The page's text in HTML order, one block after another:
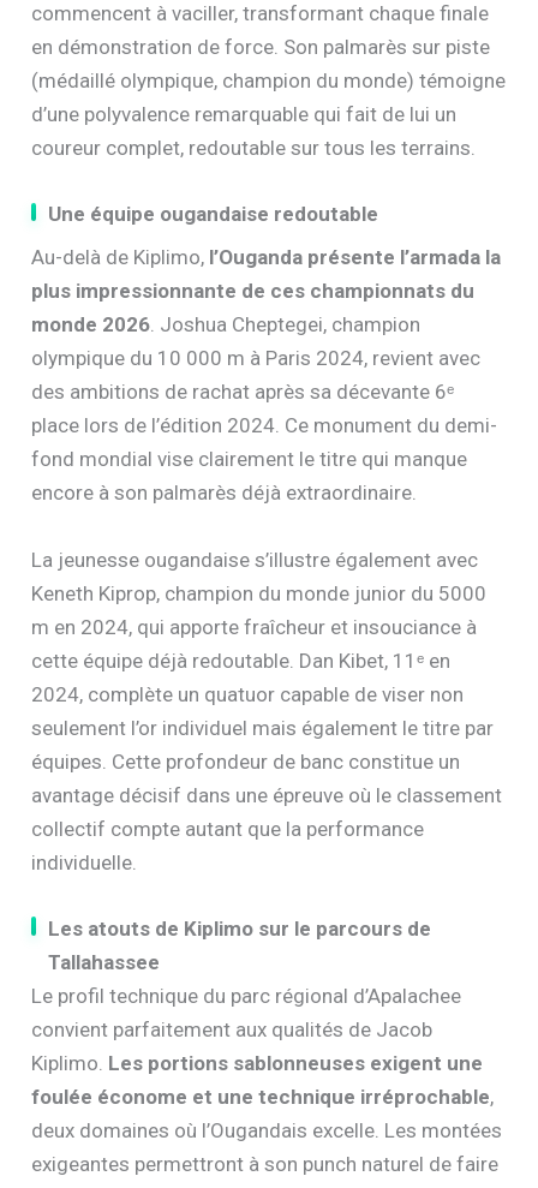
commencent à vaciller, transformant chaque finale
en démonstration de force. Son palmarès sur piste
(médaillé olympique, champion du monde) témoigne
d’une polyvalence remarquable qui fait de lui un
coureur complet, redoutable sur tous les terrains.
Une équipe ougandaise redoutable
Au-delà de Kiplimo, l’Ouganda présente l’armada la
plus impressionnante de ces championnats du
monde 2026. Joshua Cheptegei, champion
olympique du 10 000 m à Paris 2024, revient avec
des ambitions de rachat après sa décevante 6ᵉ
place lors de l’édition 2024. Ce monument du demi-
fond mondial vise clairement le titre qui manque
encore à son palmarès déjà extraordinaire.
La jeunesse ougandaise s’illustre également avec
Keneth Kiprop, champion du monde junior du 5000
m en 2024, qui apporte fraîcheur et insouciance à
cette équipe déjà redoutable. Dan Kibet, 11ᵉ en
2024, complète un quatuor capable de viser non
seulement l’or individuel mais également le titre par
équipes. Cette profondeur de banc constitue un
avantage décisif dans une épreuve où le classement
collectif compte autant que la performance
individuelle.
Les atouts de Kiplimo sur le parcours de
Tallahassee
Le profil technique du parc régional d’Apalachee
convient parfaitement aux qualités de Jacob
Kiplimo. Les portions sablonneuses exigent une
foulée économe et une technique irréprochable,
deux domaines où l’Ougandais excelle. Les montées
exigeantes permettront à son punch naturel de faire